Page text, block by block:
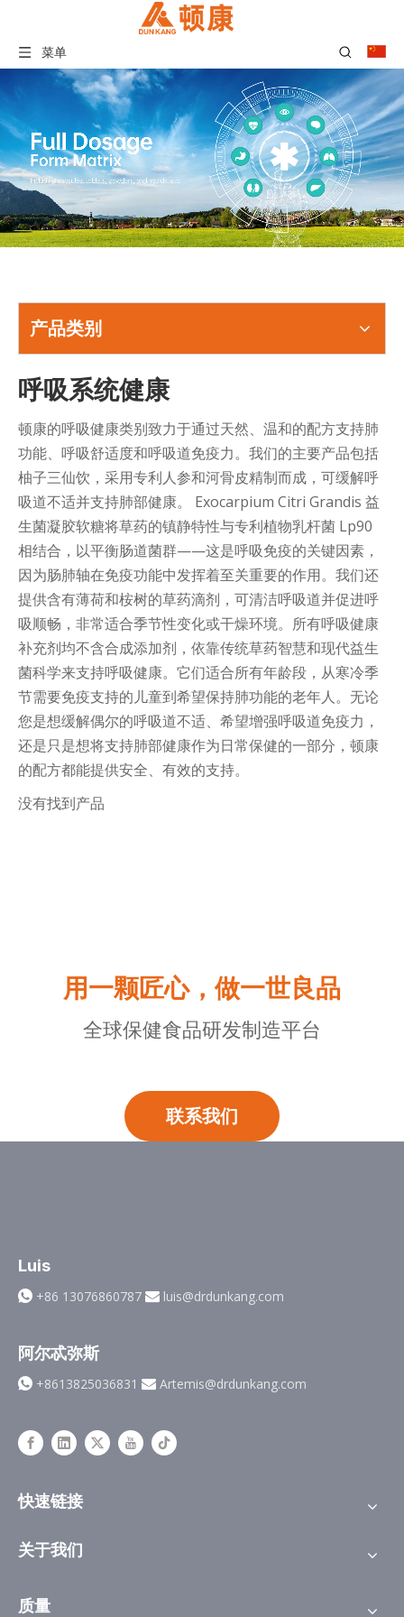
菜单
产品类别
呼吸系统健康
顿康的呼吸健康类别致力于通过天然、温和的配方支持肺
功能、呼吸舒适度和呼吸道免疫力。我们的主要产品包括
柚子三仙饮，采用专利人参和河骨皮精制而成，可缓解呼
吸道不适并支持肺部健康。 Exocarpium Citri Grandis 益
生菌凝胶软糖将草药的镇静特性与专利植物乳杆菌 Lp90
相结合，以平衡肠道菌群——这是呼吸免疫的关键因素，
因为肠肺轴在免疫功能中发挥着至关重要的作用。我们还
提供含有薄荷和桉树的草药滴剂，可清洁呼吸道并促进呼
吸顺畅，非常适合季节性变化或干燥环境。所有呼吸健康
补充剂均不含合成添加剂，依靠传统草药智慧和现代益生
菌科学来支持呼吸健康。它们适合所有年龄段，从寒冷季
节需要免疫支持的儿童到希望保持肺功能的老年人。无论
您是想缓解偶尔的呼吸道不适、希望增强呼吸道免疫力，
还是只是想将支持肺部健康作为日常保健的一部分，顿康
的配方都能提供安全、有效的支持。
没有找到产品
用一颗匠心，做一世良品
全球保健食品研发制造平台
联系我们
Luis
 +86 13076860787  luis@drdunkang.com
阿尔忒弥斯
 +8613825036831  Artemis@drdunkang.com
快速链接
关于我们
质量